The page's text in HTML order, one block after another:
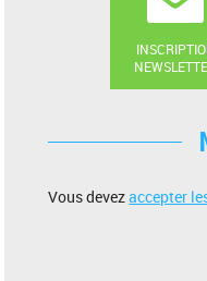
Vous devezaccepter